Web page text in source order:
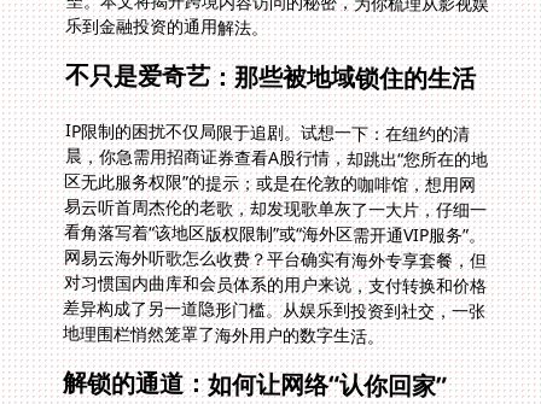
乐到金融投资的通用解法。
不只是爱奇艺：那些被地域锁住的生活
IP限制的困扰不仅局限于追剧。试想一下：在纽约的清
晨，你急需用招商证券查看A股行情，却跳出“您所在的地
区无此服务权限”的提示；或是在伦敦的咖啡馆，想用网
易云听首周杰伦的老歌，却发现歌单灰了一大片，仔细一
看角落写着“该地区版权限制”或“海外区需开通VIP服务”。
网易云海外听歌怎么收费？平台确实有海外专享套餐，但
对习惯国内曲库和会员体系的用户来说，支付转换和价格
差异构成了另一道隐形门槛。从娱乐到投资到社交，一张
地理围栏悄然笼罩了海外用户的数字生活。
解锁的通道：如何让网络“认你回家”